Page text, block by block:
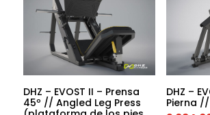
DHZ – EVOST II – Prensa
45º // Angled Leg Press
DHZ –
Pierna //